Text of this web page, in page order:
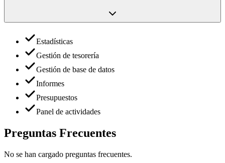
Estadísticas
Gestión de tesorería
Gestión de base de datos
Informes
Presupuestos
Panel de actividades
Preguntas Frecuentes
No se han cargado preguntas frecuentes.